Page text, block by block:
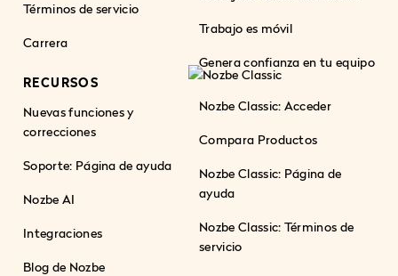
Términos de servicio
Carrera
Trabajo es móvil
Genera confianza en tu equipo
RECURSOS
Nuevas funciones y
correcciones
Soporte: Página de ayuda
Nozbe AI
Integraciones
Blog de Nozbe
Nozbe Classic: Acceder
Compara Productos
Nozbe Classic: Página de
ayuda
Nozbe Classic: Términos de
servicio